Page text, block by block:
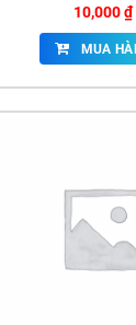
10,000₫
MUA